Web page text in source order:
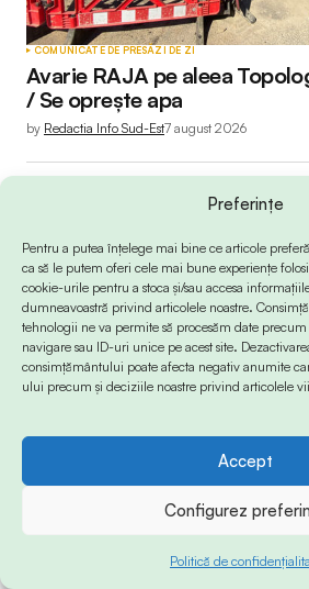
Preferințe
Pentru a putea înțelege mai bine ce articole
ca să le putem oferi cele mai bune experiențe
cookie-urile pentru a stoca și/sau accesa
dumneavoastră privind articolele noastre.
tehnologii ne va permite să procesăm date
navigare sau ID-uri unice pe acest site.
consimțământului poate afecta negativ anumite
ului precum și deciziile noastre privind articolele
Accept
Configurez
Politică de
COMUNICATE DE PRESĂZI DE ZI
Avarie RAJA pe aleea
/ Se oprește apa
by Redactia Info Sud-Est7 august 2026
Cazino Music Festival:
Constanței, noul epicentru al
Sunetul viitorului rescrie
Art Nouveau (P)